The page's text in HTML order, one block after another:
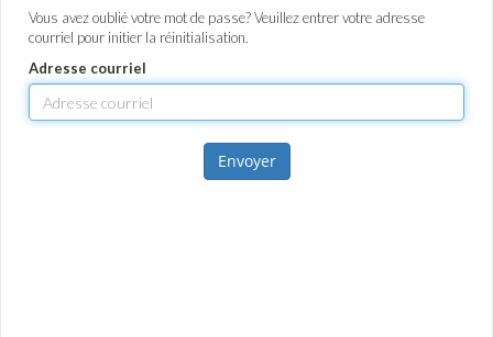
Vous avez oublié votre mot de passe? Veuillez entrer votre adresse
courriel pour initier la réinitialisation.
Adresse courriel
Envoyer